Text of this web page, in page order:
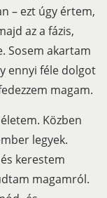
– ezt úgy értem,
az a fázis,
Sosem akartam
ennyi féle dolgot
magam.
Közben
legyek.
kerestem
magamról.